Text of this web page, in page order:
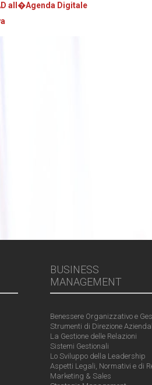
all�Agenda Digitale
BUSINESS
MANAGEMENT
Benessere Organizzativo e
Strumenti di Direzione
La Gestione delle Relazioni
Sistemi Gestionali
Lo Sviluppo della Leadership
Aspetti Legali, Normativi e di
Marketing & Sales